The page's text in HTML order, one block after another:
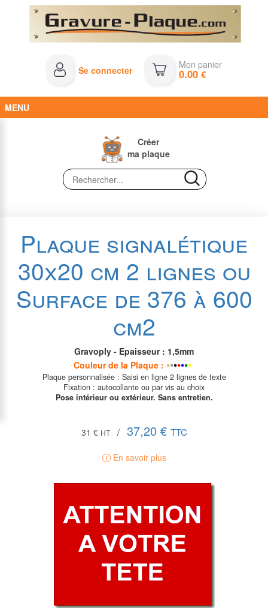
Se connecter Mon panier
0.00€
MENU
Créer
ma plaque
Plaque signalétique
30x20 cm 2 lignes ou
Surface de 376 à 600
cm2
Gravoply - Epaisseur : 1,5mm
Couleur de la Plaque : ••••••••
Plaque personnalisée : Saisi en ligne 2 lignes de texte
Fixation : autocollante ou par vis au choix
Pose intérieur ou extérieur. Sans entretien.
31 € HT / 37,20 € TTC
En savoir plus